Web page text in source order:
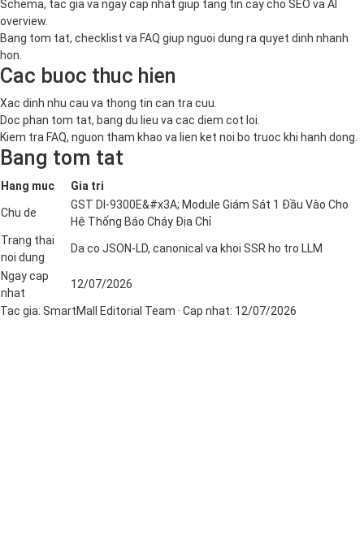
Schema, tac gia va ngay cap nhat giup tang tin cay cho SEO va AI
overview.
Bang tom tat, checklist va FAQ giup nguoi dung ra quyet dinh nhanh
hon.
Cac buoc thuc hien
Xac dinh nhu cau va thong tin can tra cuu.
Doc phan tom tat, bang du lieu va cac diem cot loi.
Kiem tra FAQ, nguon tham khao va lien ket noi bo truoc khi hanh dong.
Bang tom tat
Hang muc Gia tri
Chu de
GST DI-9300E&#x3A; Module Giám Sát 1 Đầu Vào Cho
Hệ Thống Báo Cháy Địa Chỉ
Trang thai
noi dung
Da co JSON-LD, canonical va khoi SSR ho tro LLM
Ngay cap
nhat
12/07/2026
Tac gia: SmartMall Editorial Team · Cap nhat: 12/07/2026